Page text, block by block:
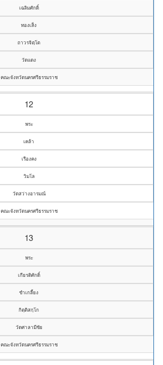
เฉลิมศักดิ์
ทองเส็ง
ถาวรจิตฺโต
วัดแดง
คณะจังหวัดนครศรีธรรมราช
12
พระ
เคล้า
เรืองคง
วิมโล
วัดสว่างอารมณ์
คณะจังหวัดนครศรีธรรมราช
13
พระ
เกียรติศักดิ์
ขำเกลี้ยง
กิตฺติสกฺโก
วัดศาลามีชัย
คณะจังหวัดนครศรีธรรมราช